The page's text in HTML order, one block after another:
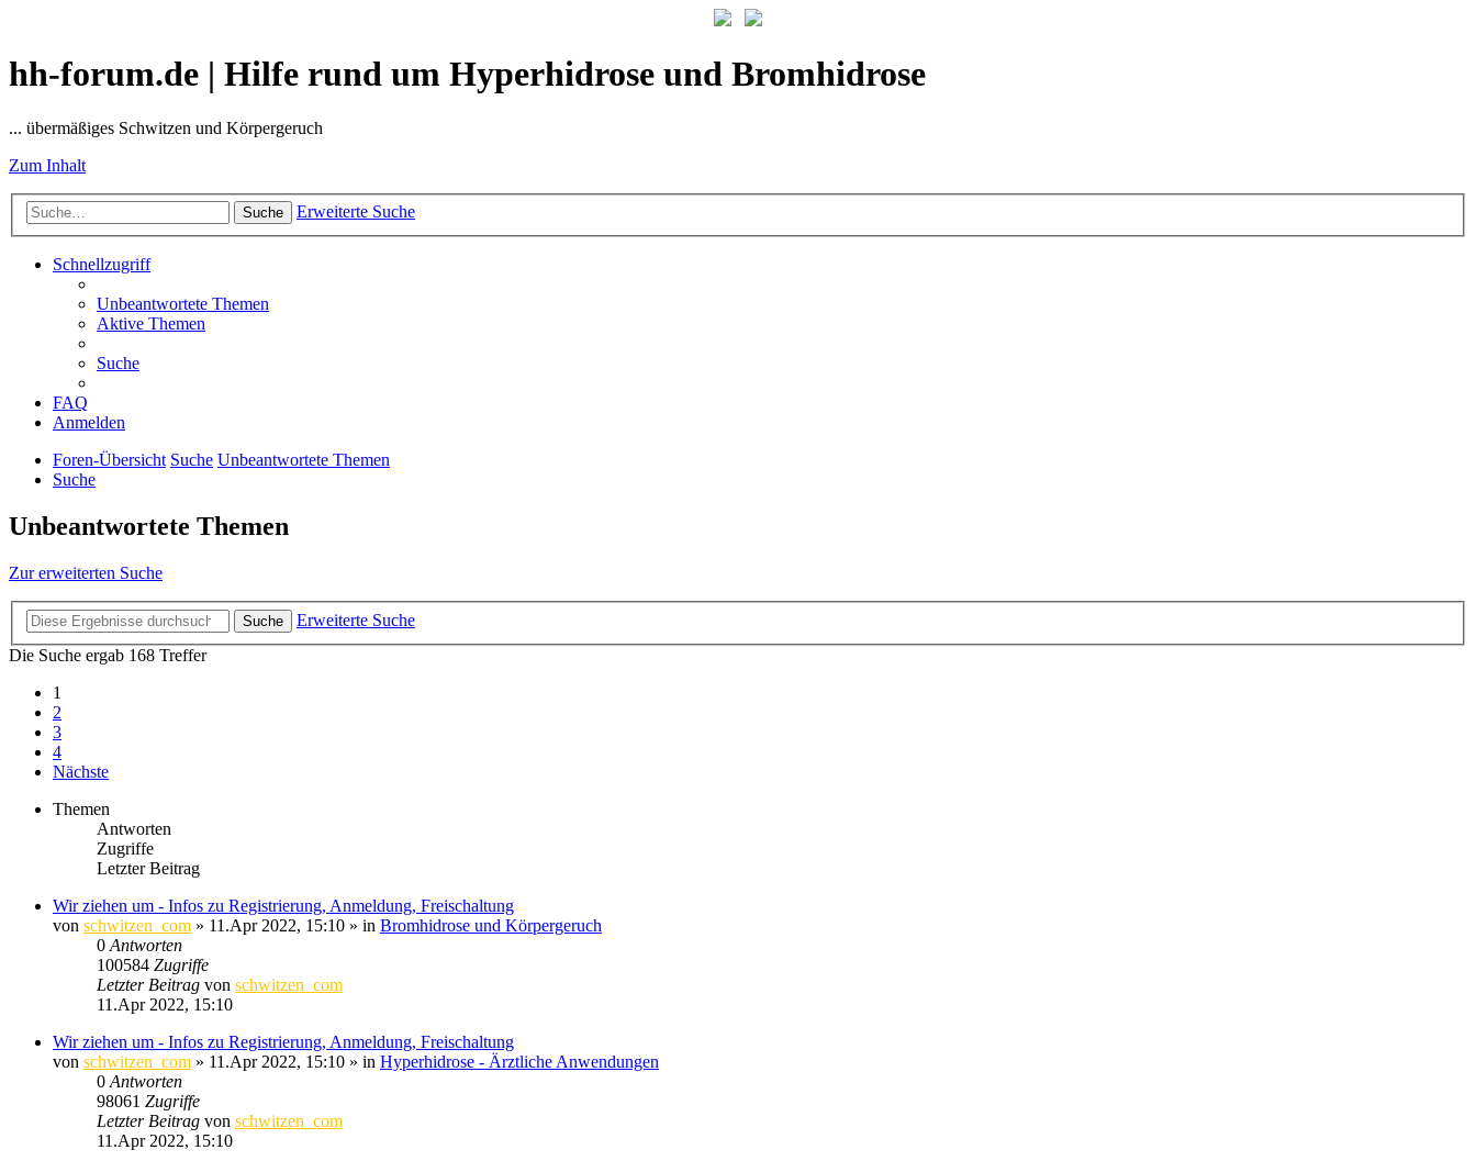
hh-forum.de | Hilfe rund um Hyperhidrose und Bromhidrose
... übermäßiges Schwitzen und Körpergeruch
Zum Inhalt
Suche Erweiterte Suche
Schnellzugriff
Unbeantwortete Themen
Aktive Themen
Suche
FAQ
Anmelden
Foren-Übersicht Suche Unbeantwortete Themen
Suche
Unbeantwortete Themen
Zur erweiterten Suche
Suche
Erweiterte Suche
Die Suche ergab 168 Treffer
1
2
3
4
Nächste
Themen
Antworten
Zugriffe
Letzter Beitrag
Wir ziehen um - Infos zu Registrierung, Anmeldung, Freischaltung
von schwitzen_com » 11.Apr 2022, 15:10 » in Bromhidrose und Körpergeruch
0 Antworten
100584 Zugriffe
Letzter Beitrag von schwitzen_com
11.Apr 2022, 15:10
Wir ziehen um - Infos zu Registrierung, Anmeldung, Freischaltung
von schwitzen_com » 11.Apr 2022, 15:10 » in Hyperhidrose - Ärztliche Anwendungen
0 Antworten
98061 Zugriffe
Letzter Beitrag von schwitzen_com
11.Apr 2022, 15:10